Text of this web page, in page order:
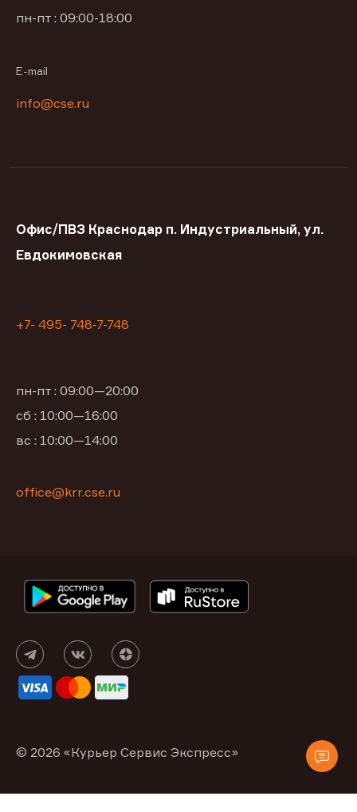
пн-пт : 09:00-18:00
E-mail
info@cse.ru
Офис/ПВЗ Краснодар п. Индустриальный, ул.
Евдокимовская
+7- 495- 748-7-748
пн-пт : 09:00—20:00
сб : 10:00—16:00
вс : 10:00—14:00
office@krr.cse.ru
© 2026 «Курьер Сервис Экспресс»